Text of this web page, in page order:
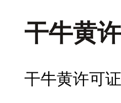
干牛黄
干牛黄许可